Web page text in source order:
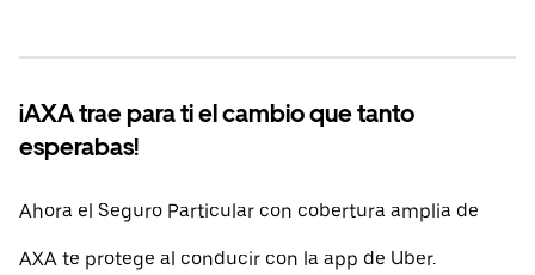
¡AXA trae para ti el cambio que tanto
esperabas!
Ahora el Seguro Particular con cobertura amplia de
AXA te protege al conducir con la app de Uber.